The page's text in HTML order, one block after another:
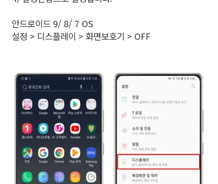
안드로이드 9/ 8/ 7 OS
설정 > 디스플레이 > 화면보호기 > OFF